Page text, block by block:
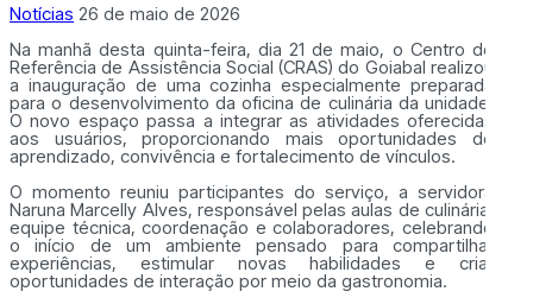
Notícias 26 de maio de 2026
Na manhã desta quinta-feira, dia 21 de maio, o Centro de
Referência de Assistência Social (CRAS) do Goiabal realizou
a inauguração de uma cozinha especialmente preparada
para o desenvolvimento da oficina de culinária da unidade.
O novo espaço passa a integrar as atividades oferecidas
aos usuários, proporcionando mais oportunidades de
aprendizado, convivência e fortalecimento de vínculos.
O momento reuniu participantes do serviço, a servidora
Naruna Marcelly Alves, responsável pelas aulas de culinária,
equipe técnica, coordenação e colaboradores, celebrando
o início de um ambiente pensado para compartilhar
experiências, estimular novas habilidades e criar
oportunidades de interação por meio da gastronomia.